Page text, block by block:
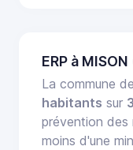
ERP à
La commune de
habitants sur
prévention des
moins d'une